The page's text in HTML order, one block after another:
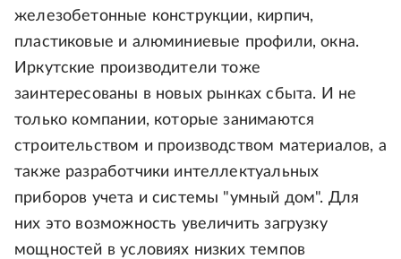
железобетонные конструкции, кирпич,
пластиковые и алюминиевые профили, окна.
Иркутские производители тоже
заинтересованы в новых рынках сбыта. И не
только компании, которые занимаются
строительством и производством материалов, а
также разработчики интеллектуальных
приборов учета и системы "умный дом". Для
них это возможность увеличить загрузку
мощностей в условиях низких темпов